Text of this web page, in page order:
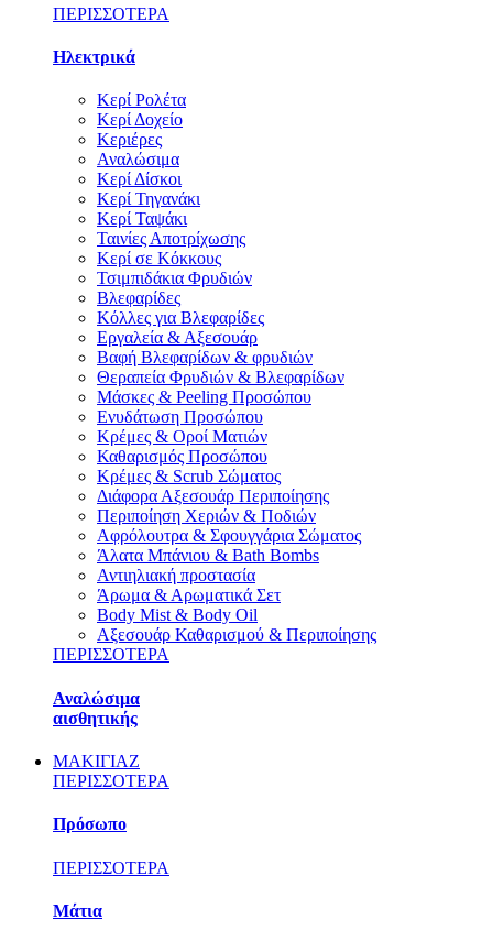
ΠΕΡΙΣΣΟΤΕΡΑ
Ηλεκτρικά
Κερί Ρολέτα
Κερί Δοχείο
Κεριέρες
Αναλώσιμα
Κερί Δίσκοι
Κερί Τηγανάκι
Κερί Ταψάκι
Ταινίες Αποτρίχωσης
Κερί σε Κόκκους
Τσιμπιδάκια Φρυδιών
Βλεφαρίδες
Κόλλες για Βλεφαρίδες
Εργαλεία & Αξεσουάρ
Βαφή Βλεφαρίδων & φρυδιών
Θεραπεία Φρυδιών & Βλεφαρίδων
Μάσκες & Peeling Προσώπου
Ενυδάτωση Προσώπου
Κρέμες & Οροί Ματιών
Καθαρισμός Προσώπου
Κρέμες & Scrub Σώματος
Διάφορα Αξεσουάρ Περιποίησης
Περιποίηση Χεριών & Ποδιών
Αφρόλουτρα & Σφουγγάρια Σώματος
Άλατα Μπάνιου & Bath Bombs
Αντιηλιακή προστασία
Άρωμα & Αρωματικά Σετ
Body Mist & Body Oil
Αξεσουάρ Καθαρισμού & Περιποίησης
ΠΕΡΙΣΣΟΤΕΡΑ
Αναλώσιμα
αισθητικής
ΜΑΚΙΓΙΑΖ
ΠΕΡΙΣΣΟΤΕΡΑ
Πρόσωπο
ΠΕΡΙΣΣΟΤΕΡΑ
Μάτια